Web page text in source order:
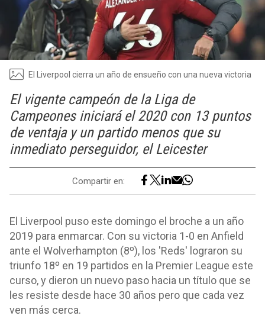
El Liverpool cierra un año de ensueño con una nueva victoria
El vigente campeón de la Liga de
Campeones iniciará el 2020 con 13 puntos
de ventaja y un partido menos que su
inmediato perseguidor, el Leicester
Compartir en:
El Liverpool puso este domingo el broche a un año
2019 para enmarcar. Con su victoria 1-0 en Anfield
ante el Wolverhampton (8º), los 'Reds' lograron su
triunfo 18º en 19 partidos en la Premier League este
curso, y dieron un nuevo paso hacia un título que se
les resiste desde hace 30 años pero que cada vez
ven más cerca.